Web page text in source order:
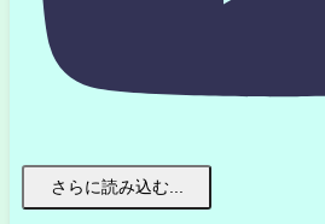
さらに読み込む...